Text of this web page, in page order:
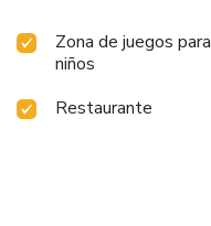
Zona de juegos para
niños
Restaurante